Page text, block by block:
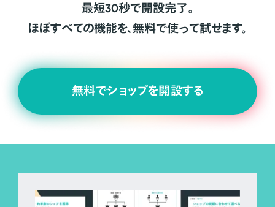
最短30秒で開設完了。
ほぼすべての機能を、無料で使って試せます。
無料でショップを開設する